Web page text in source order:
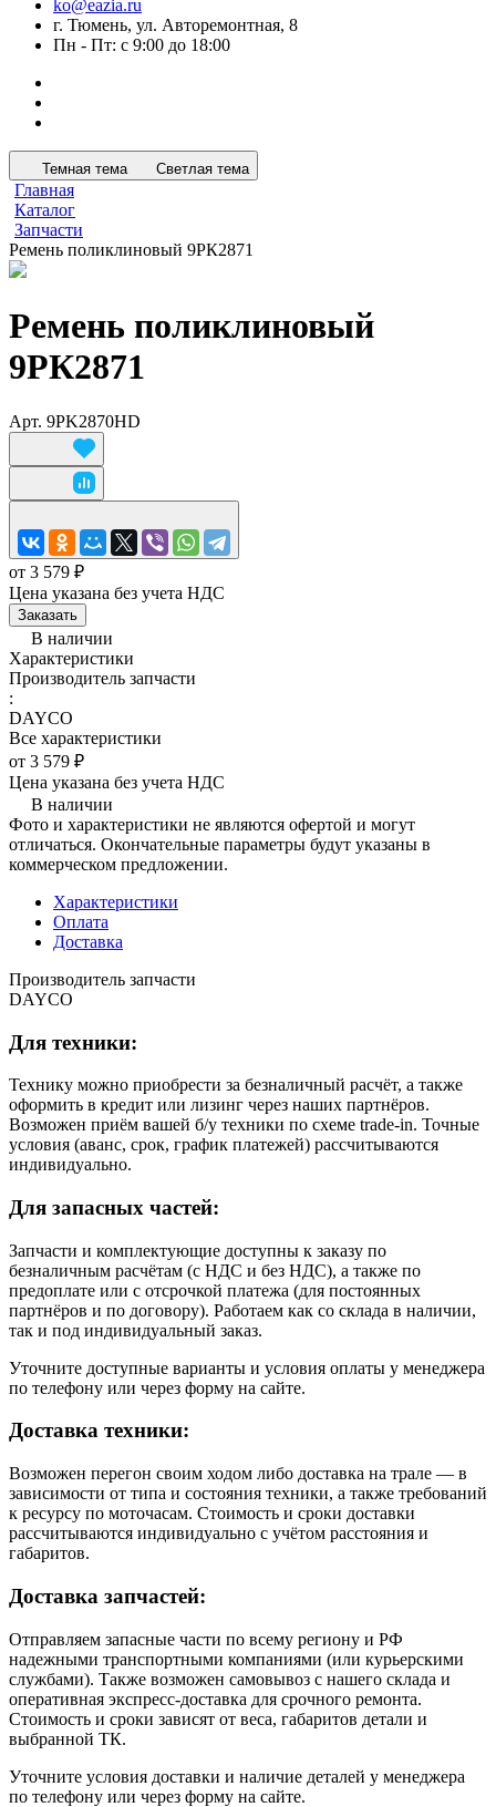
ko@eazia.ru
г. Тюмень, ул. Авторемонтная, 8
Пн - Пт: с 9:00 до 18:00
Темная тема Светлая тема
Главная
Каталог
Запчасти
Ремень поликлиновый 9РК2871
Ремень поликлиновый
9РК2871
Арт. 9PK2870HD
от 3 579 ₽
Цена указана без учета НДС
Заказать
В наличии
Характеристики
Производитель запчасти
:
DAYCO
Все характеристики
от 3 579 ₽
Цена указана без учета НДС
В наличии
Фото и характеристики не являются офертой и могут
отличаться. Окончательные параметры будут указаны в
коммерческом предложении.
Характеристики
Оплата
Доставка
Производитель запчасти
DAYCO
Для техники:
Технику можно приобрести за безналичный расчёт, а также
оформить в кредит или лизинг через наших партнёров.
Возможен приём вашей б/у техники по схеме trade-in. Точные
условия (аванс, срок, график платежей) рассчитываются
индивидуально.
Для запасных частей:
Запчасти и комплектующие доступны к заказу по
безналичным расчётам (с НДС и без НДС), а также по
предоплате или с отсрочкой платежа (для постоянных
партнёров и по договору). Работаем как со склада в наличии,
так и под индивидуальный заказ.
Уточните доступные варианты и условия оплаты у менеджера
по телефону или через форму на сайте.
Доставка техники:
Возможен перегон своим ходом либо доставка на трале — в
зависимости от типа и состояния техники, а также требований
к ресурсу по моточасам. Стоимость и сроки доставки
рассчитываются индивидуально с учётом расстояния и
габаритов.
Доставка запчастей:
Отправляем запасные части по всему региону и РФ
надежными транспортными компаниями (или курьерскими
службами). Также возможен самовывоз с нашего склада и
оперативная экспресс-доставка для срочного ремонта.
Стоимость и сроки зависят от веса, габаритов детали и
выбранной ТК.
Уточните условия доставки и наличие деталей у менеджера
по телефону или через форму на сайте.